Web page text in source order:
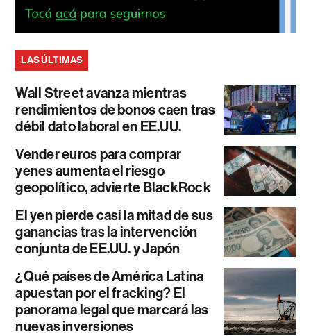
LAS ÚLTIMAS
Wall Street avanza mientras
rendimientos de bonos caen tras
débil dato laboral en EE.UU.
Vender euros para comprar
yenes aumenta el riesgo
geopolítico, advierte BlackRock
El yen pierde casi la mitad de sus
ganancias tras la intervención
conjunta de EE.UU. y Japón
¿Qué países de América Latina
apuestan por el fracking? El
panorama legal que marcará las
nuevas inversiones